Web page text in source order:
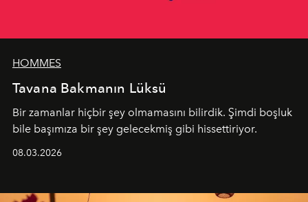
HOMMES
Tavana Bakmanın Lüksü
Bir zamanlar hiçbir şey olmamasını bilirdik. Şimdi boşluk
bile başımıza bir şey gelecekmiş gibi hissettiriyor.
08.03.2026